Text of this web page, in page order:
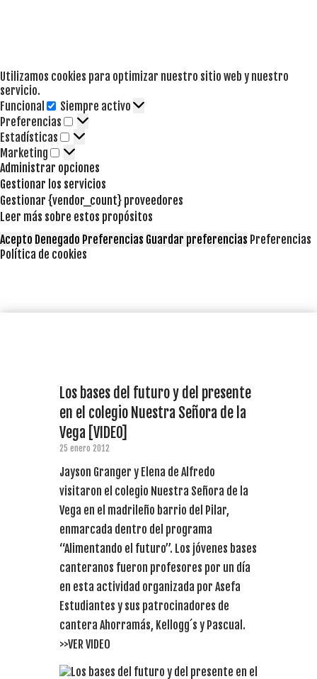
Utilizamos cookies para optimizar nuestro sitio web y nuestro
servicio.
Funcional
Funcional
Siempre activo
Preferencias
Preferencias
Estadísticas Estadísticas
Marketing Marketing
Administrar opciones
Gestionar los servicios
Gestionar {vendor_count} proveedores
Leer más sobre estos propósitos
Acepto Denegado Preferencias Guardar preferencias Preferencias
Política de cookies
Los bases del futuro y del presente
en el colegio Nuestra Señora de la
Vega [VIDEO]
25 enero 2012
Jayson Granger y Elena de Alfredo
visitaron el colegio Nuestra Señora de la
Vega en el madrileño barrio del Pilar,
enmarcada dentro del programa
“Alimentando el futuro”. Los jóvenes bases
canteranos fueron profesores por un día
en esta actividad organizada por Asefa
Estudiantes y sus patrocinadores de
cantera Ahorramás, Kellogg´s y Pascual.
>>VER VIDEO